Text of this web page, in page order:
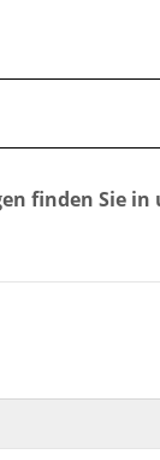
finden Sie in